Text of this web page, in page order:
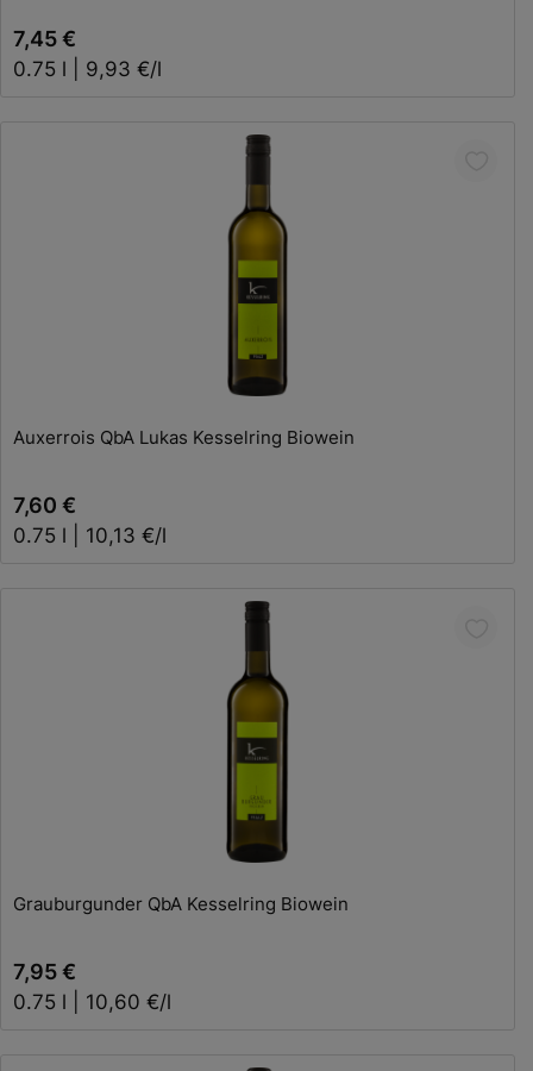
7,45 €
0.75 l | 9,93 €/l
Auxerrois QbA Lukas Kesselring Biowein
7,60 €
0.75 l | 10,13 €/l
Grauburgunder QbA Kesselring Biowein
7,95 €
0.75 l | 10,60 €/l